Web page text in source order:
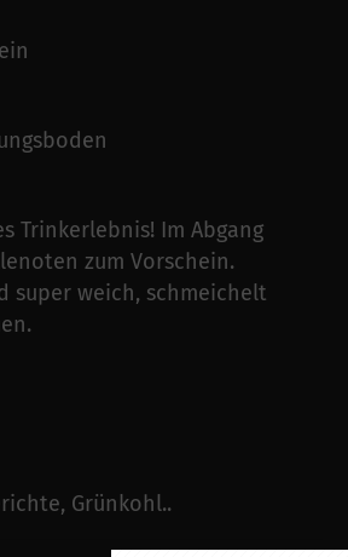
Trinkerlebnis! Im Abgang
zum Vorschein.
super weich, schmeichelt
Grünkohl..